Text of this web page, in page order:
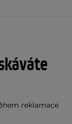
reklamace